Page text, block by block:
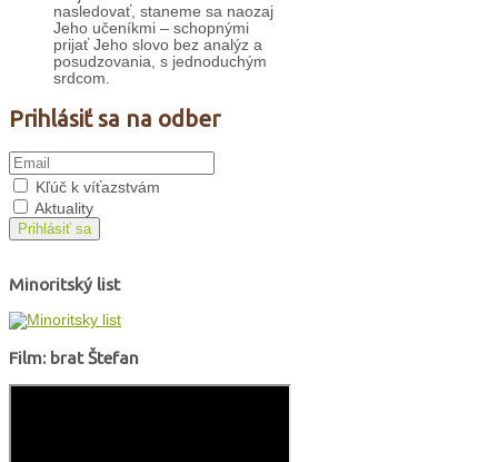
nasledovať, staneme sa naozaj
Jeho učeníkmi – schopnými
prijať Jeho slovo bez analýz a
posudzovania, s jednoduchým
srdcom.
Prihlásiť sa na odber
Kľúč k víťazstvám
Aktuality
Prihlásiť sa
Minoritský list
Film: brat Štefan